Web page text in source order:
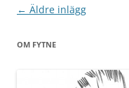
Inläggsnavigering
← Äldre inlägg
OM FYTNE